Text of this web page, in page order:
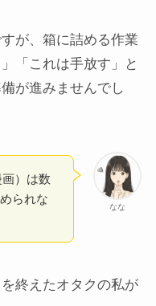
が、箱に詰める作業
「これは手放す」と
が進みませんでし
なな
）は数
られな
終えたオタクの私が